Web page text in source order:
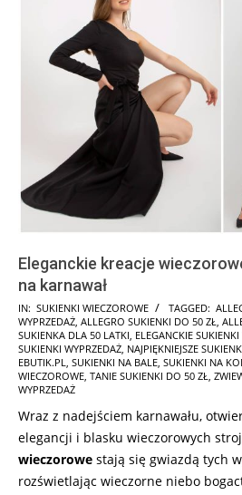
Eleganckie kreacje
na karnawał
2025-
10-
12
IN: SUKIENKI WIECZOROWE TAGGED:
WYPRZEDAŻ ALLEGRO SUKIENKI DO 50 ZŁ
SUKIENKA DLA 50 LATKI ELEGANCKIE
SUKIENKI WYPRZEDAŻ NAJPIĘKNIEJSZE
EBUTIK.PL
SUKIENKI NA BALE SUKIENKI NA
WIECZOROWE TANIE SUKIENKI DO 50 ZŁ
WYPRZEDAŻ
Wraz z nadejściem karnawału,
elegancji i blasku wieczorowych
wieczorowe stają się gwiazdą tych
rozświetlając wieczorne niebo